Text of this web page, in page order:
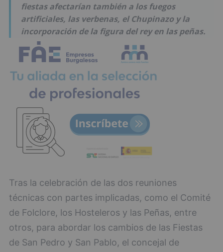
fiestas afectarían también a los fuegos
artificiales, las verbenas, el Chupinazo y la
incorporación de la figura del rey en las peñas.
Tras la celebración de las dos reuniones
técnicas con partes implicadas, como el Comité
de Folclore, los Hosteleros y las Peñas, entre
otros, para abordar los cambios de las Fiestas
de San Pedro y San Pablo, el concejal de